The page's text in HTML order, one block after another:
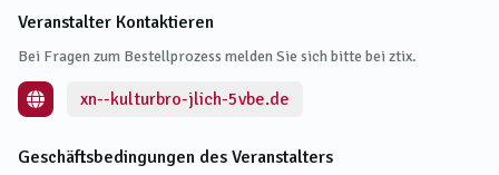
Veranstalter Kontaktieren
Bei Fragen zum Bestellprozess melden Sie sich bitte bei ztix.
xn--kulturbro-jlich-5vbe.de
Geschäftsbedingungen des Veranstalters